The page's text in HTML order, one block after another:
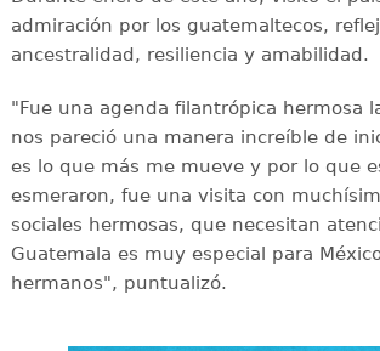
admiración por los guatemaltecos,
ancestralidad, resiliencia y amabilidad.
"Fue una agenda filantrópica hermosa
nos pareció una manera increíble de
es lo que más me mueve y por lo que
esmeraron, fue una visita con
sociales hermosas, que necesitan
Guatemala es muy especial para
hermanos", puntualizó.